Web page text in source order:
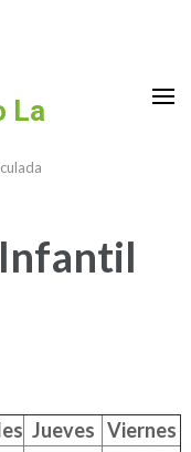
La
Jueves Viernes